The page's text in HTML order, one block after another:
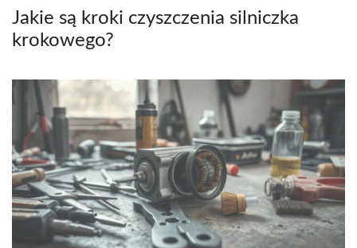
Jakie są kroki czyszczenia silniczka
krokowego?